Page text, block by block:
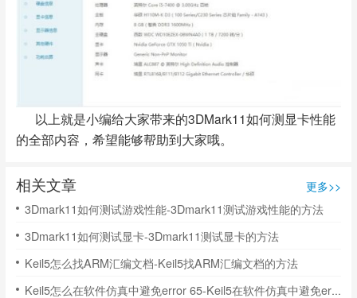
以上就是小编给大家带来的3DMark11如何测显卡性能
的全部内容，希望能够帮助到大家哦。
相关文章
更多>>
3Dmark11如何测试游戏性能-3Dmark11测试游戏性能的方法
3Dmark11如何测试显卡-3Dmark11测试显卡的方法
Keil5怎么找ARM汇编文档-Keil5找ARM汇编文档的方法
Keil5怎么在软件仿真中避免error 65-Keil5在软件仿真中避免error 65的方法